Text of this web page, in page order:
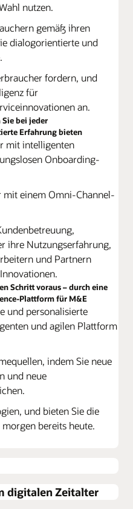
nutzen.
gemäß ihren
dialogorientierte und
fordern, und
für
an.
bei jeder
Erfahrung bieten
mit intelligenten
Onboarding-
mit einem Omni-Channel-
ihre Nutzungserfahrung,
und Partnern
Schritt voraus – durch eine
Plattform für M&E
und personalisierte
und agilen Plattform
indem Sie neue
und neue
und bieten Sie die
bereits heute.
digitalen Zeitalter